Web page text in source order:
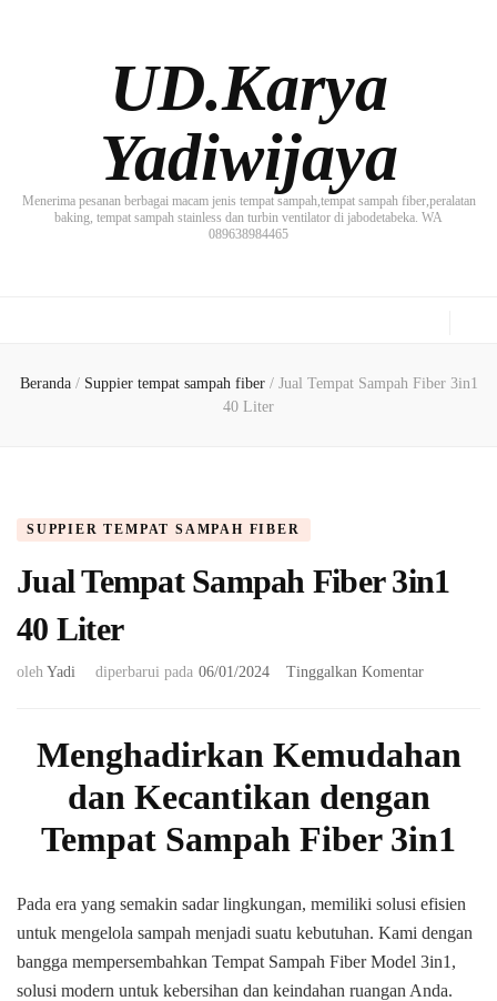
UD.Karya
Yadiwijaya
Menerima pesanan berbagai macam jenis tempat sampah,tempat sampah fiber,peralatan
baking, tempat sampah stainless dan turbin ventilator di jabodetabeka. WA
089638984465
Beranda / Suppier tempat sampah fiber / Jual Tempat Sampah Fiber 3in1
40 Liter
SUPPIER TEMPAT SAMPAH FIBER
Jual Tempat Sampah Fiber 3in1
40 Liter
oleh Yadi diperbarui pada 06/01/2024 Tinggalkan Komentarpada
Fiber
40
Liter
Menghadirkan Kemudahan
dan Kecantikan dengan
Tempat Sampah Fiber 3in1
Pada era yang semakin sadar lingkungan, memiliki solusi efisien
untuk mengelola sampah menjadi suatu kebutuhan. Kami dengan
bangga mempersembahkan Tempat Sampah Fiber Model 3in1,
solusi modern untuk kebersihan dan keindahan ruangan Anda.